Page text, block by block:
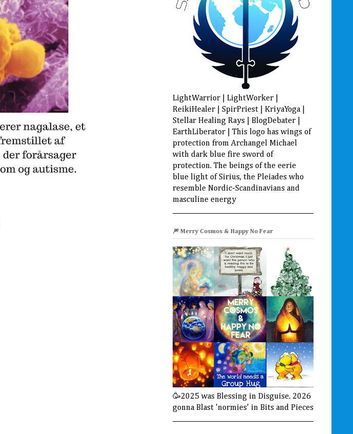
LightWarrior | LightWorker |
ReikiHealer | SpirPriest | KriyaYoga |
Stellar Healing Rays | BlogDebater |
EarthLiberator | This logo has wings of
protection from Archangel Michael
with dark blue fire sword of
protection. The beings of the eerie
blue light of Sirius, the Pleiades who
resemble Nordic-Scandinavians and
masculine energy
🎆 Merry Cosmos & Happy No Fear
🥳2025 was Blessing in Disguise. 2026
gonna Blast 'normies' in Bits and Pieces